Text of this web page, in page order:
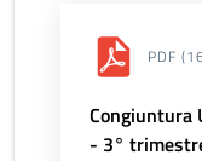
PDF
Congiuntura
- 3°